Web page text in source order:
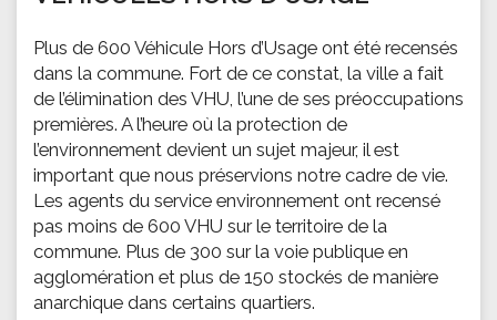
Plus de 600 Véhicule Hors d’Usage ont été recensés
dans la commune. Fort de ce constat, la ville a fait
de l’élimination des VHU, l’une de ses préoccupations
premières. A l’heure où la protection de
l’environnement devient un sujet majeur, il est
important que nous préservions notre cadre de vie.
Les agents du service environnement ont recensé
pas moins de 600 VHU sur le territoire de la
commune. Plus de 300 sur la voie publique en
agglomération et plus de 150 stockés de manière
anarchique dans certains quartiers.